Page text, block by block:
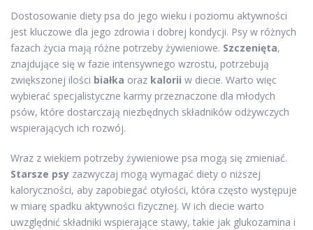
Dostosowanie diety psa do jego wieku i poziomu aktywności
jest kluczowe dla jego zdrowia i dobrej kondycji. Psy w różnych
fazach życia mają różne potrzeby żywieniowe. Szczenięta,
znajdujące się w fazie intensywnego wzrostu, potrzebują
zwiększonej ilości białka oraz kalorii w diecie. Warto więc
wybierać specjalistyczne karmy przeznaczone dla młodych
psów, które dostarczają niezbędnych składników odżywczych
wspierających ich rozwój.
Wraz z wiekiem potrzeby żywieniowe psa mogą się zmieniać.
Starsze psy zazwyczaj mogą wymagać diety o niższej
kaloryczności, aby zapobiegać otyłości, która często występuje
w miarę spadku aktywności fizycznej. W ich diecie warto
uwzględnić składniki wspierające stawy, takie jak glukozamina i